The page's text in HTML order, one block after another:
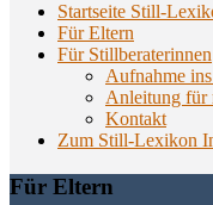
Startseite Still-
Für Eltern
Für Stillberaterinnen
Aufnahme
Anlei­tung für
Kon­takt
Zum Still-Lexikon
Für Eltern